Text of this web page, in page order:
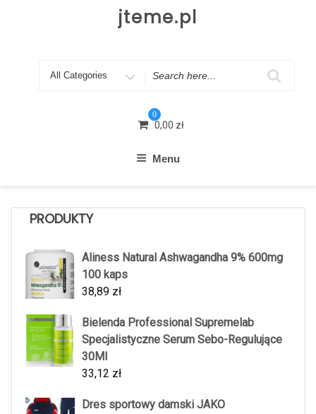
jteme.pl
Search
0
0,00 zł
Menu
PRODUKTY
Aliness Natural Ashwagandha 9% 600mg
100 kaps
38,89 zł
Bielenda Professional Supremelab
Specjalistyczne Serum Sebo-Regulujące
30Ml
33,12 zł
Dres sportowy damski JAKO